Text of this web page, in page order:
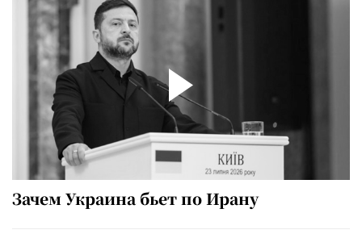
Зачем Украина бьет по Ирану